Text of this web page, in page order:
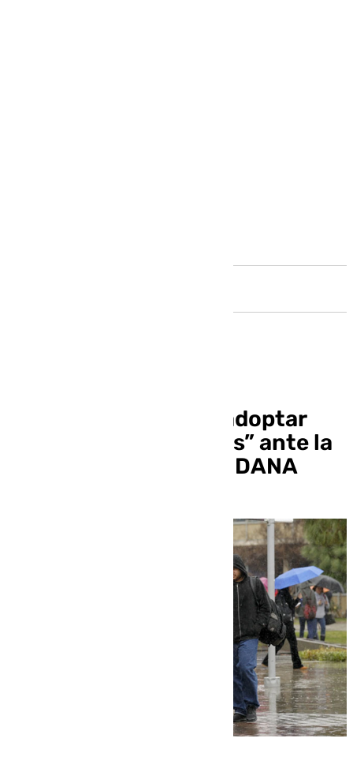
La UMA no descarta adoptar
“medidas excepciones” ante la
llegada de una nueva DANA